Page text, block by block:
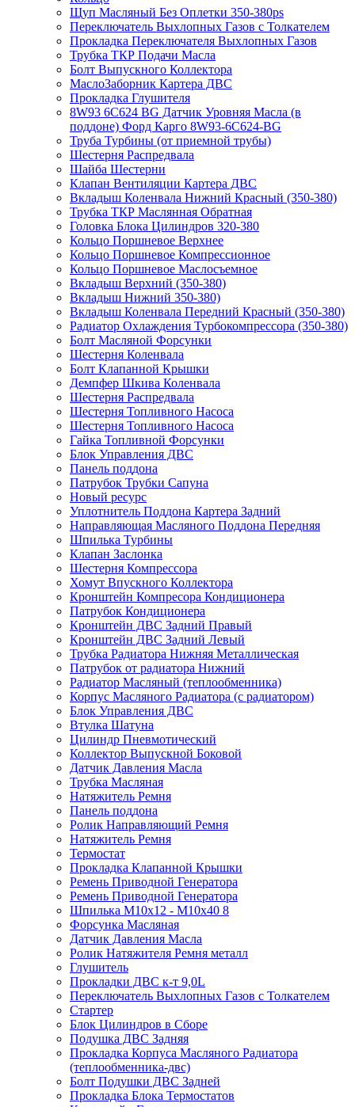
Щуп Масляный Без Оплетки 350-380ps
Переключатель Выхлопных Газов с Толкателем
Прокладка Переключателя Выхлопных Газов
Трубка ТКР Подачи Масла
Болт Выпускного Коллектора
МаслоЗаборник Картера ДВС
Прокладка Глушителя
8W93 6C624 BG Датчик Уровняя Масла (в
поддоне) Форд Карго 8W93-6C624-BG
Труба Турбины (от приемной трубы)
Шестерня Распредвала
Шайба Шестерни
Клапан Вентиляции Картера ДВС
Вкладыш Коленвала Нижний Красный (350-380)
Трубка ТКР Маслянная Обратная
Головка Блока Цилиндров 320-380
Кольцо Поршневое Верхнее
Кольцо Поршневое Компрессионное
Кольцо Поршневое Маслосъемное
Вкладыш Верхний (350-380)
Вкладыш Нижний 350-380)
Вкладыш Коленвала Передний Красный (350-380)
Радиатор Охлаждения Турбокомпрессора (350-380)
Болт Масляной Форсунки
Шестерня Коленвала
Болт Клапанной Крышки
Демпфер Шкива Коленвала
Шестерня Распредвала
Шестерня Топливного Насоса
Шестерня Топливного Насоса
Гайка Топливной Форсунки
Блок Управления ДВС
Панель поддона
Патрубок Трубки Сапуна
Новый ресурс
Уплотнитель Поддона Картера Задний
Направляющая Масляного Поддона Передняя
Шпилька Турбины
Клапан Заслонка
Шестерня Компрессора
Хомут Впускного Коллектора
Кронштейн Компресора Кондиционера
Патрубок Кондиционера
Кронштейн ДВС Задний Правый
Кронштейн ДВС Задний Левый
Трубка Радиатора Нижняя Металлическая
Патрубок от радиатора Нижний
Радиатор Масляный (теплообменника)
Корпус Масляного Радиатора (с радиатором)
Блок Управления ДВС
Втулка Шатуна
Цилиндр Пневмотический
Коллектор Выпускной Боковой
Датчик Давления Масла
Трубка Масляная
Натяжитель Ремня
Панель поддона
Ролик Направляющий Ремня
Натяжитель Ремня
Термостат
Прокладка Клапанной Крышки
Ремень Приводной Генератора
Ремень Приводной Генератора
Шпилька M10x12 - M10x40 8
Форсунка Масляная
Датчик Давления Масла
Ролик Натяжителя Ремня металл
Глушитель
Прокладки ДВС к-т 9,0L
Переключатель Выхлопных Газов с Толкателем
Стартер
Блок Цилиндров в Сборе
Подушка ДВС Задняя
Прокладка Корпуса Масляного Радиатора
(теплообменника-двс)
Болт Подушки ДВС Задней
Прокладка Блока Термостатов